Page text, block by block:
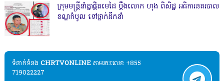
ក្រុមមន្ត្រីនាំគ្នាផ្ដិតមេដៃ ប្ដឹងលោក ហុង ពិសិដ្ឋ អធិការនគរបាល
ខណ្ឌកំបូល ទៅថ្នាក់ដឹកនាំ
ទំនាក់ទំនង​​ CHRTVONLINE តាមរយៈលេខ +855
719022227